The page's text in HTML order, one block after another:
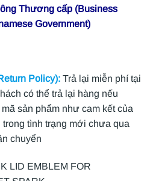
Thương cấp (Business
Government)
Policy): Trả lại miễn phí tại
có thể trả lại hàng nếu
sản phẩm như cam kết của
tình trạng mới chưa qua
chuyển
LID EMBLEM FOR